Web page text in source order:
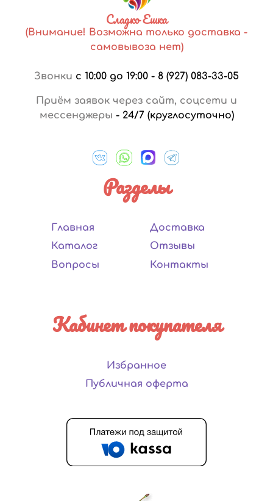
Сладко Ешка
(Внимание! Возможна только доставка -
самовывоза нет)
Звонки с 10:00 до 19:00 - 8 (927) 083-33-05
Приём заявок через сайт, соцсети и
мессенджеры - 24/7 (круглосуточно)
Разделы
Главная
Каталог
Вопросы
Доставка
Отзывы
Контакты
Кабинет покупателя
Избранное
Публичная оферта